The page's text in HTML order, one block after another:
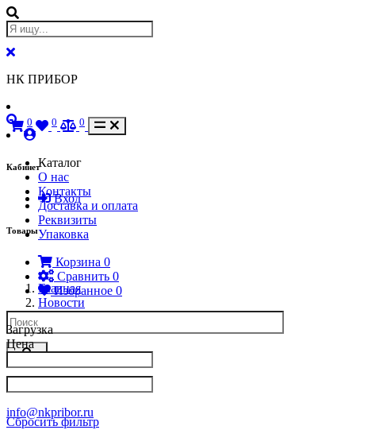
НК ПРИБОР
Кабинет
Вход
Товары
Корзина 0
Сравнить 0
Избранное 0
info@nkpribor.ru
0 0 0
Каталог
О нас
Контакты
Доставка и оплата
Реквизиты
Упаковка
Главная
Новости
Загрузка
Цена
Сбросить фильтр